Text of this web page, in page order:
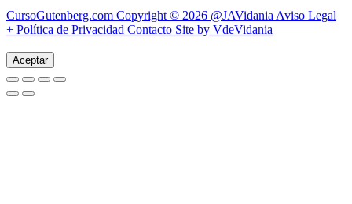
CursoGutenberg.com Copyright © 2026 @JAVidania Aviso Legal
+ Política de Privacidad Contacto Site by VdeVidania
Aceptar